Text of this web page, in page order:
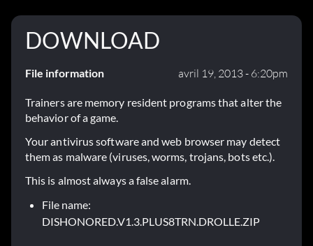
DOWNLOAD
File information avril 19, 2013 - 6:20pm
Trainers are memory resident programs that alter the
behavior of a game.
Your antivirus software and web browser may detect
them as malware (viruses, worms, trojans, bots etc.).
This is almost always a false alarm.
File name:
DISHONORED.V1.3.PLUS8TRN.DROLLE.ZIP